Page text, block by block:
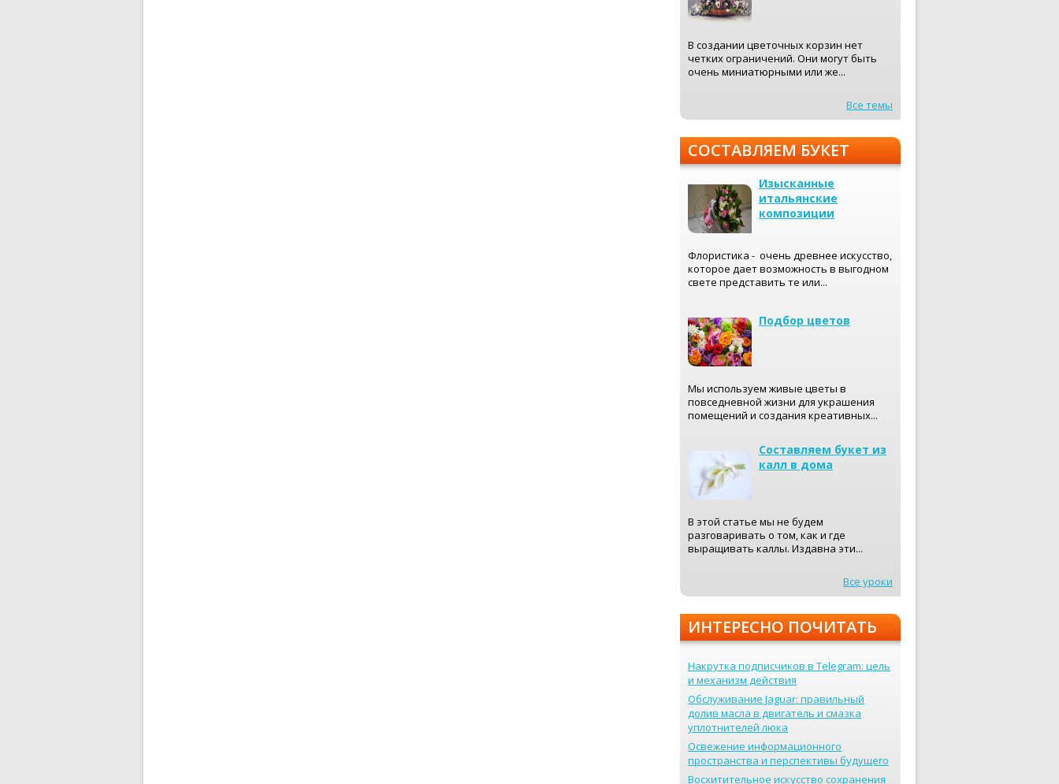
В создании цветочных корзин нет
четких ограничений. Они могут быть
очень миниатюрными или же...
Все темы
СОСТАВЛЯЕМ БУКЕТ
Изысканные
итальянские
композиции
Флористика - очень древнее искусство,
которое дает возможность в выгодном
свете представить те или...
Подбор цветов
Мы используем живые цветы в
повседневной жизни для украшения
помещений и создания креативных...
Составляем букет из
калл в дома
В этой статье мы не будем
разговаривать о том, как и где
выращивать каллы. Издавна эти...
Все уроки
ИНТЕРЕСНО ПОЧИТАТЬ
Накрутка подписчиков в Telegram: цель
и механизм действия
Обслуживание Jaguar: правильный
долив масла в двигатель и смазка
уплотнителей люка
Освежение информационного
пространства и перспективы будущего
Восхитительное искусство сохранения